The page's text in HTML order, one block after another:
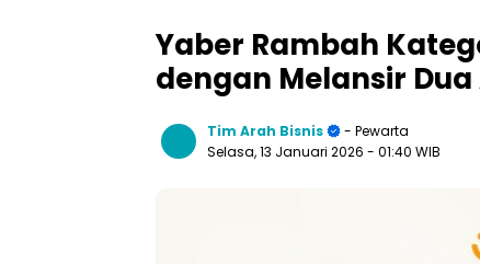
Yaber Rambah
dengan Melansir
Tim Arah Bisnis
- Pewarta
Selasa, 13 Januari 2026 - 01:40 WIB